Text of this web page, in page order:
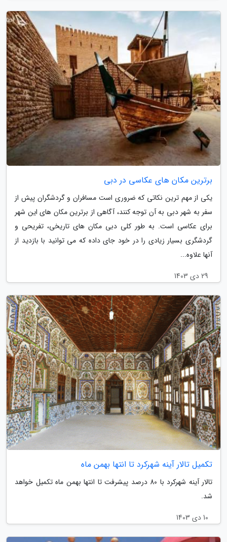
برترین مکان های عکاسی در دبی
یکی از مهم ترین نکاتی که ضروری است مسافران و گردشگران پیش از
سفر به شهر دبی به آن توجه کنند، آگاهی از برترین مکان های این شهر
برای عکاسی است. به طور کلی دبی مکان های تاریخی، تفریحی و
گردشگری بسیار زیادی را در خود جای داده که می توانید با بازدید از
آنها علاوه...
29 دی 1403
تکمیل تالار آینه شهرکرد تا انتها بهمن ماه
تالار آینه شهرکرد با 80 درصد پیشرفت تا انتها بهمن ماه تکمیل خواهد
شد.
10 دی 1403